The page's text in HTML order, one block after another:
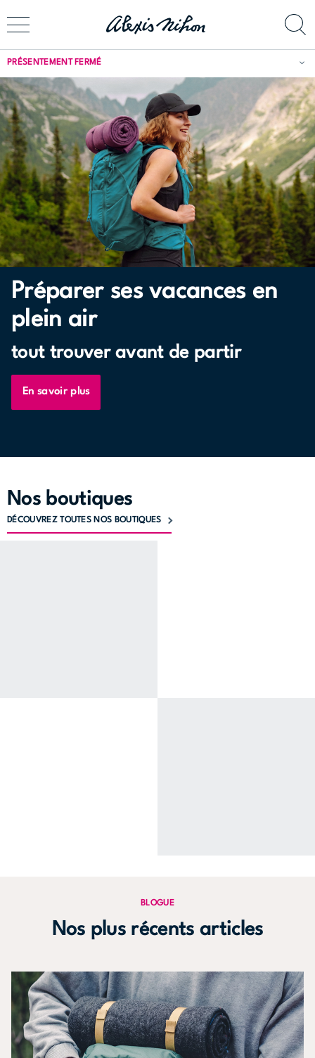
PRÉSENTEMENT FERMÉ
Préparer ses vacances en
plein air
tout trouver avant de partir
En savoir plus
Nos boutiques
DÉCOUVREZ TOUTES NOS BOUTIQUES
BLOGUE
Nos plus récents articles